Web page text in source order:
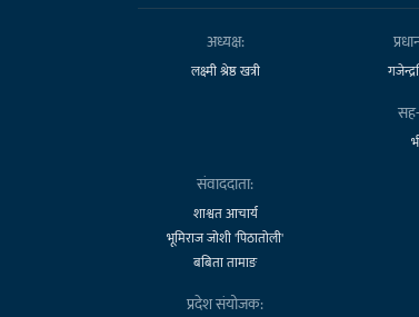
अध्यक्ष:
लक्ष्मी श्रेष्ठ खत्री
संवाददाता:
शाश्वत आचार्य
भूमिराज जोशी 'पिठातोली'
बबिता तामाङ
प्रदेश संयोजक: